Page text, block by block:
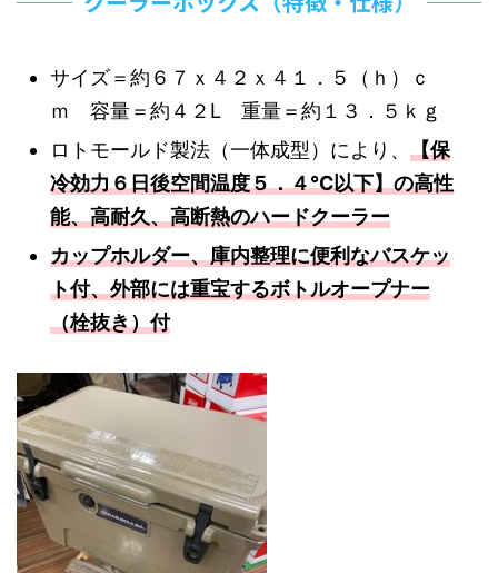
サイズ＝約６７ｘ４２ｘ４１．５（ｈ）ｃ
ｍ 容量＝約４２L 重量＝約１３．５ｋｇ
ロトモールド製法（一体成型）により、 【保
冷効力６日後空間温度５．４℃以下】の高性
能、高耐久、高断熱のハードクーラー
カップホルダー、庫内整理に便利なバスケッ
ト付、外部には重宝するボトルオープナー
（栓抜き）付